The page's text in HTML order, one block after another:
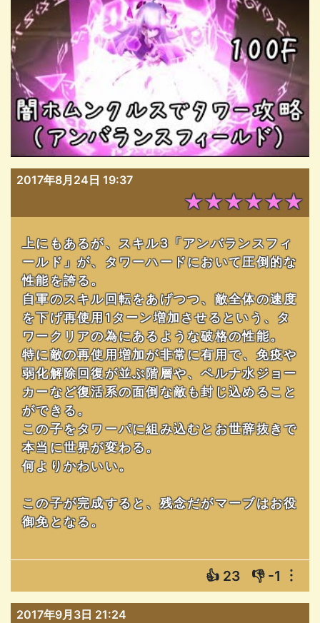
2017年8月24日 19:37
★★★★★★
上にもあるが、スキル3「アンバランスフィ
ールド」が、タワーハードにおいて圧倒的な
性能を誇る。
自軍のスキル回転をあげつつ、敵全体の速度
を下げ再使用1ターン増加させるという、タ
ワークリアの為にあるような破格の性能。
特に敵の再使用増加が非常に有用で、免疫や
弱化解除回復が並ぶ階層や、ペルナ水ジョー
カーなど復活系の面倒な敵も封じ込めること
ができる。
この子をタワーパに組み込むとお世辞抜きで
本当に世界が変わる。
何よりかわいい。
この子が完成すると、残念だがマーブはお役
御免となる。
👍 23 👎 -1 ︙
2017年9月3日 21:24